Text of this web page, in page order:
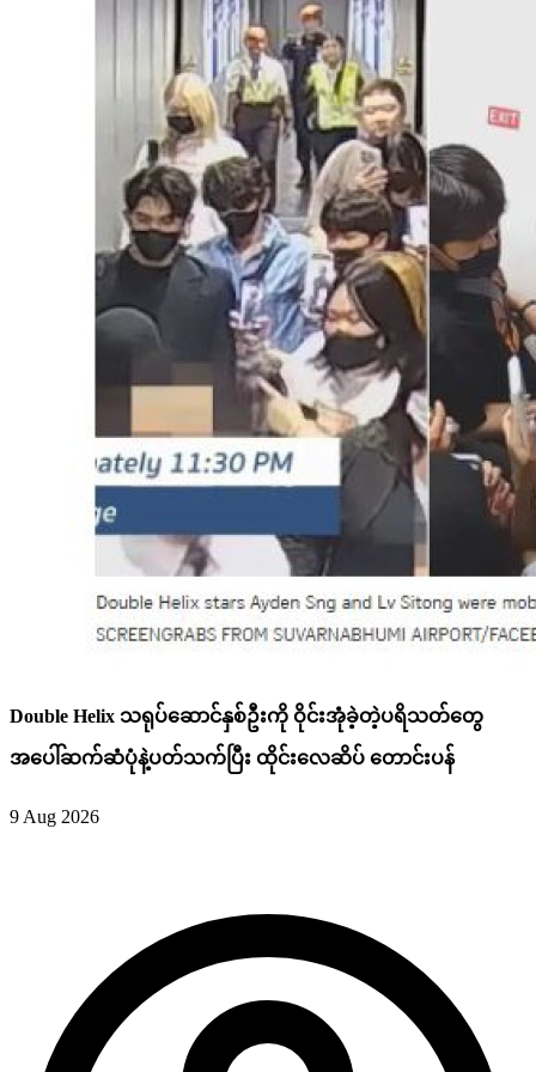
Double Helix သရုပ်ဆောင်နှစ်ဦးကို ဝိုင်းအုံခဲ့တဲ့ပရိသတ်တွေ
အပေါ်ဆက်ဆံပုံနဲ့ပတ်သက်ပြီး ထိုင်းလေဆိပ် တောင်းပန်
9 Aug 2026